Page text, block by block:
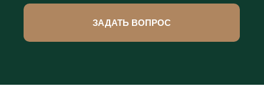
ЗАДАТЬ ВОПРОС